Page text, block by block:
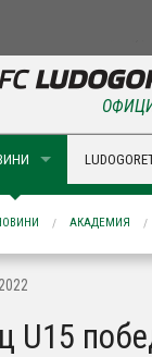
АКАДЕМИЯ
U15